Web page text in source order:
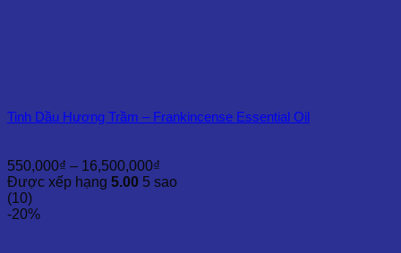
Tinh Dầu Hương Trầm – Frankincense Essential Oil
550,000₫ – 16,500,000₫
giá:
Được xếp hạng 5.00 5 sao
(10)
-20%